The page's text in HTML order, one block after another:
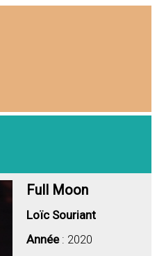
Full Moon
Loïc Souriant
Année: 2020